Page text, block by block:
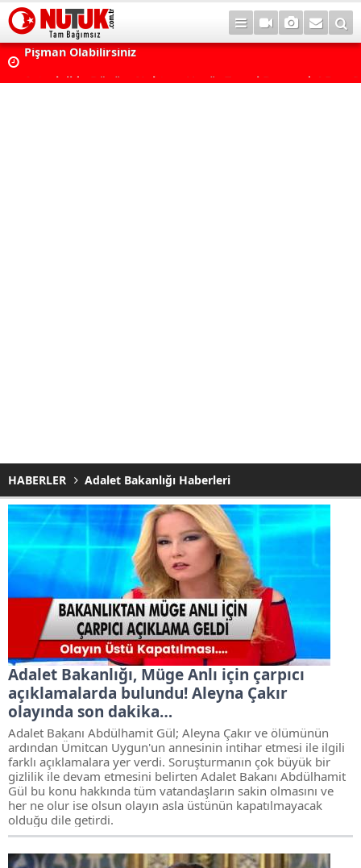
Astrolojide Dönüm Noktası: Venüs Terazi Burcunda! Bazı
HABERLER Adalet Bakanlığı Haberleri
Adalet Bakanlığı, Müge Anlı için çarpıcı
açıklamalarda bulundu! Aleyna Çakır
olayında son dakika…
Adalet Bakanı Abdülhamit Gül; Aleyna Çakır ve ölümünün
ardından Ümitcan Uygun'un annesinin intihar etmesi ile ilgili
farklı açıklamalara yer verdi. Soruşturmanın çok büyük bir
gizlilik ile devam etmesini belirten Adalet Bakanı Abdülhamit
Gül bu konu hakkında tüm vatandaşların sakin olmasını ve
her ne olur ise olsun olayın asla üstünün kapatılmayacak
olduğu dile getirdi.